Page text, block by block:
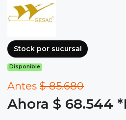
Stock por sucursal
Disponible
Antes $ 85.680
Ahora $ 68.544